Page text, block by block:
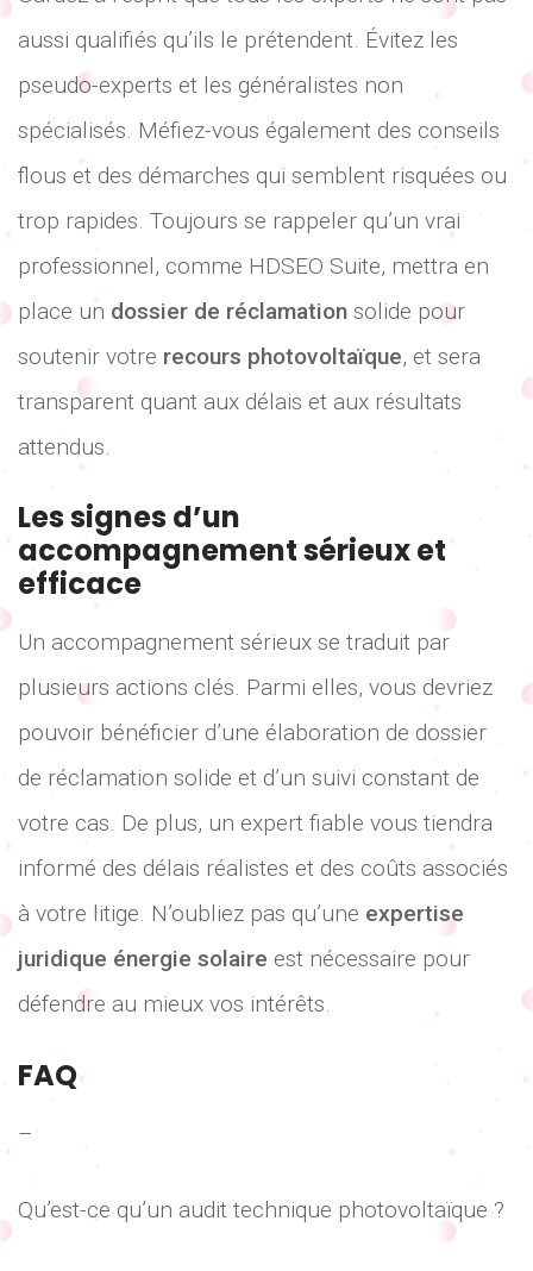
aussi qualifiés qu’ils le prétendent. Évitez les
pseudo-experts et les généralistes non
spécialisés. Méfiez-vous également des conseils
flous et des démarches qui semblent risquées ou
trop rapides. Toujours se rappeler qu’un vrai
professionnel, comme HDSEO Suite, mettra en
place un dossier de réclamation solide pour
soutenir votre recours photovoltaïque, et sera
transparent quant aux délais et aux résultats
attendus.
Les signes d’un
accompagnement sérieux et
efficace
Un accompagnement sérieux se traduit par
plusieurs actions clés. Parmi elles, vous devriez
pouvoir bénéficier d’une élaboration de dossier
de réclamation solide et d’un suivi constant de
votre cas. De plus, un expert fiable vous tiendra
informé des délais réalistes et des coûts associés
à votre litige. N’oubliez pas qu’une expertise
juridique énergie solaire est nécessaire pour
défendre au mieux vos intérêts.
FAQ
–
Qu’est-ce qu’un audit technique photovoltaïque ?